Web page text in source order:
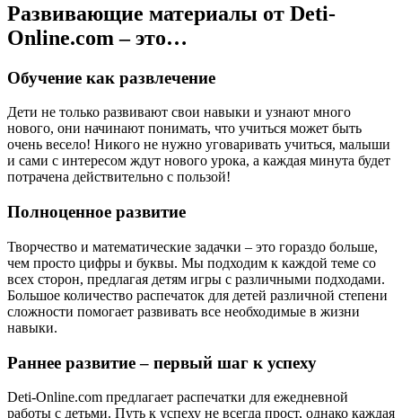
Развивающие материалы от Deti-
Online.com – это…
Обучение как развлечение
Дети не только развивают свои навыки и узнают много
нового, они начинают понимать, что учиться может быть
очень весело! Никого не нужно уговаривать учиться, малыши
и сами с интересом ждут нового урока, а каждая минута будет
потрачена действительно с пользой!
Полноценное развитие
Творчество и математические задачки – это гораздо больше,
чем просто цифры и буквы. Мы подходим к каждой теме со
всех сторон, предлагая детям игры с различными подходами.
Большое количество распечаток для детей различной степени
сложности помогает развивать все необходимые в жизни
навыки.
Раннее развитие – первый шаг к успеху
Deti-Online.com предлагает распечатки для ежедневной
работы с детьми. Путь к успеху не всегда прост, однако каждая